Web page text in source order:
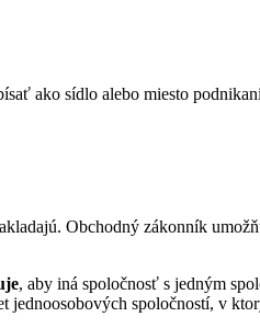
ako sídlo alebo miesto
Obchodný zákonník
, aby iná spoločnosť s jedným
spoločností, v